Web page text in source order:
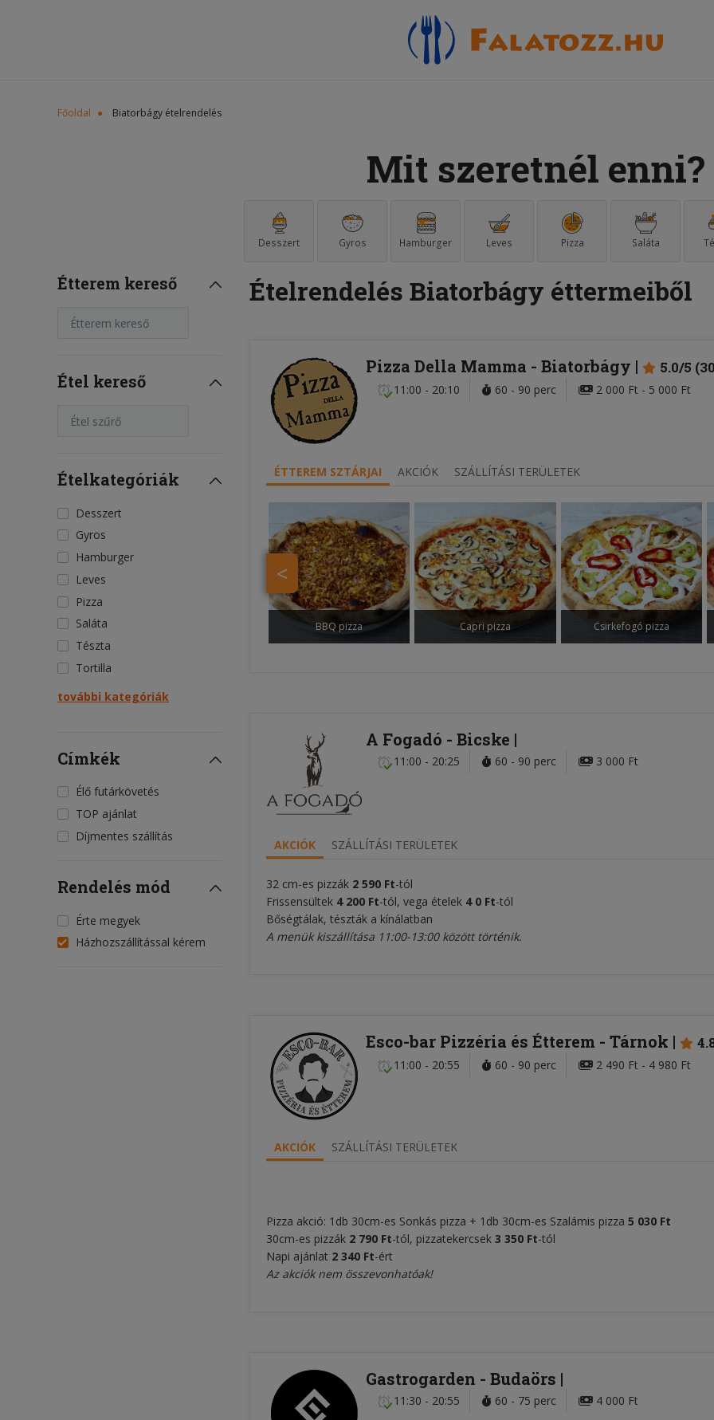
Főoldal Biatorbágy ételrendelés
Mit szeretnél enni?
Desszert Gyros Hamburger Leves Pizza Saláta
Étterem kereső
Étterem kereső
Étel kereső
Étel szűrő
Ételkategóriák
Desszert
Gyros
Hamburger
Leves
Pizza
Saláta
Tészta
Tortilla
további kategóriák
Címkék
Élő futárkövetés
TOP ajánlat
Díjmentes szállítás
Rendelés mód
Érte megyek
Házhozszállítással kérem
Ételrendelés Biatorbágy éttermeiből
Pizza Della Mamma - Biatorbágy 5.0/5
11:00 - 20:10 60 - 90 perc 2 000 Ft - 5 000 Ft
ÉTTEREM SZTÁRJAI AKCIÓK SZÁLLÍTÁSI TERÜLETEK
<
BBQ pizza Capri pizza Csirkefogó pizza
A Fogadó - Bicske
11:00 - 20:25 60 - 90 perc 3 000 Ft
AKCIÓK SZÁLLÍTÁSI TERÜLETEK
32 cm-es pizzák 2 590 Ft-tól
Frissensültek 4 200 Ft-tól, vega ételek 4 0 Ft-tól
Bőségtálak, tészták a kínálatban
A menük kiszállítása 11:00-13:00 között történik.
Esco-bar Pizzéria és Étterem - Tárnok
11:00 - 20:55 60 - 90 perc 2 490 Ft - 4 980 Ft
AKCIÓK SZÁLLÍTÁSI TERÜLETEK
Pizza akció: 1db 30cm-es Sonkás pizza + 1db 30cm-es Szalámis pizza 5 030 Ft
30cm-es pizzák 2 790 Ft-tól, pizzatekercsek 3 350 Ft-tól
Napi ajánlat 2 340 Ft-ért
Az akciók nem összevonhatóak!
Gastrogarden - Budaörs
11:30 - 20:55 60 - 75 perc 4 000 Ft